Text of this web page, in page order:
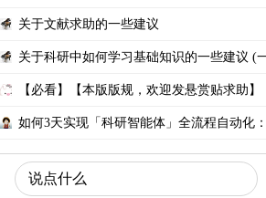
关于文献求助的一些建议
关于科研中如何学习基础知识的一些建议 (一
【必看】【本版版规，欢迎发悬赏贴求助】
如何3天实现「科研智能体」全流程自动化：
说点什么